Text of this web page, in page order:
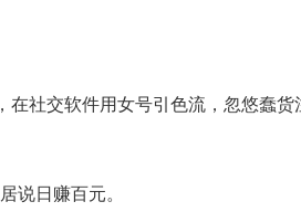
社交软件用女号引色流，忽悠蠢货
说日赚百元。